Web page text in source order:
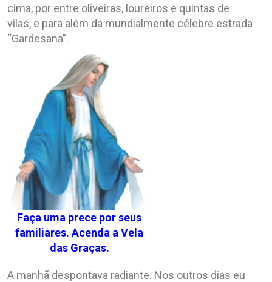
cima, por entre oliveiras, loureiros e quintas de
vilas, e para além da mundialmente célebre estrada
“Gardesana”.
Faça uma prece por seus
familiares. Acenda a Vela
das Graças.
A manhã despontava radiante. Nos outros dias eu